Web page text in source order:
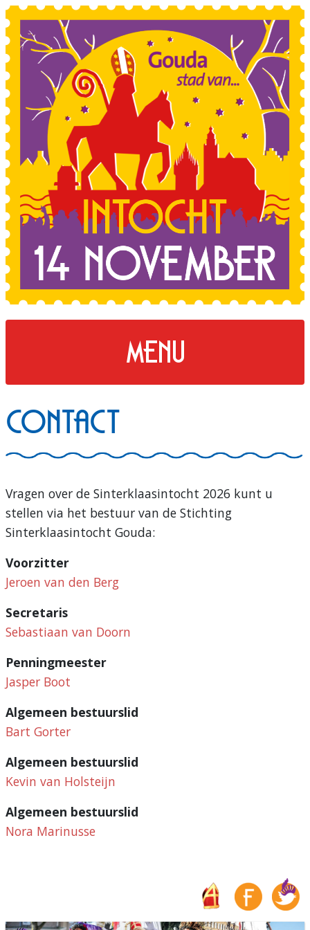
Sla de navigatie over en ga naar de inhoud
menu
Contact
Vragen over de Sinterklaasintocht 2026 kunt u
stellen via het bestuur van de Stichting
Sinterklaasintocht Gouda:
Voorzitter
Jeroen van den Berg
Secretaris
Sebastiaan van Doorn
Penningmeester
Jasper Boot
Algemeen bestuurslid
Bart Gorter
Algemeen bestuurslid
Kevin van Holsteijn
Algemeen bestuurslid
Nora Marinusse